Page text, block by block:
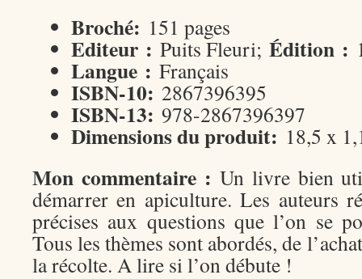
Broché: 151 pages
Editeur : Puits Fleuri; Édition :
Langue : Français
ISBN-10: 2867396395
ISBN-13: 978-2867396397
Dimensions du produit: 18,5 x
Mon commentaire : Un livre bien
démarrer en apiculture. Les auteurs
précises aux questions que l’on se
Tous les thèmes sont abordés, de
la récolte. A lire si l’on débute !